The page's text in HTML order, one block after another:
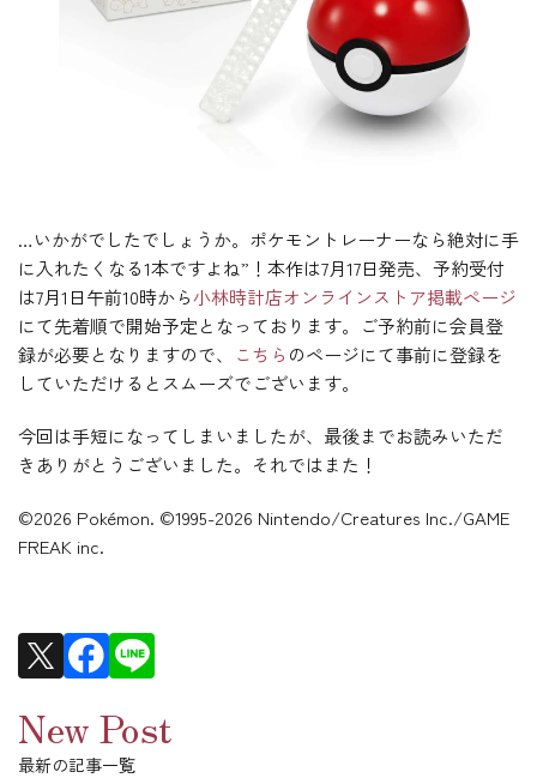
…いかがでしたでしょうか。ポケモントレーナーなら絶対に手
に入れたくなる1本ですよね”！本作は7月17日発売、予約受付
は7月1日午前10時から小林時計店オンラインストア掲載ページ
にて先着順で開始予定となっております。ご予約前に会員登
録が必要となりますので、
こちら のページにて事前に登録を
していただけるとスムーズでございます。
今回は手短になってしまいましたが、最後までお読みいただ
きありがとうございました。それではまた！
©2026 Pokémon. ©1995-2026 Nintendo/Creatures Inc./GAME
FREAK inc.
New Post
最新の記事一覧